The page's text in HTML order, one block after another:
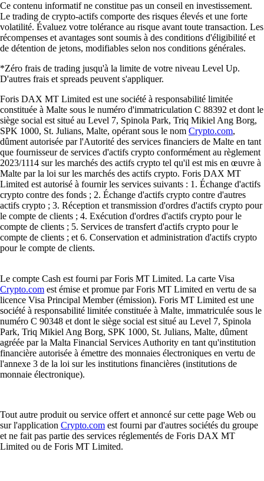
Ce contenu informatif ne constitue pas un conseil en investissement.
Le trading de crypto-actifs comporte des risques élevés et une forte
volatilité. Évaluez votre tolérance au risque avant toute transaction. Les
récompenses et avantages sont soumis à des conditions d'éligibilité et
de détention de jetons, modifiables selon nos conditions générales.
*Zéro frais de trading jusqu'à la limite de votre niveau Level Up.
D'autres frais et spreads peuvent s'appliquer.
Foris DAX MT Limited est une société à responsabilité limitée
constituée à Malte sous le numéro d'immatriculation C 88392 et dont le
siège social est situé au Level 7, Spinola Park, Triq Mikiel Ang Borg,
SPK 1000, St. Julians, Malte, opérant sous le nom Crypto.com,
dûment autorisée par l'Autorité des services financiers de Malte en tant
que fournisseur de services d'actifs crypto conformément au règlement
2023/1114 sur les marchés des actifs crypto tel qu'il est mis en œuvre à
Malte par la loi sur les marchés des actifs crypto. Foris DAX MT
Limited est autorisé à fournir les services suivants : 1. Échange d'actifs
crypto contre des fonds ; 2. Échange d'actifs crypto contre d'autres
actifs crypto ; 3. Réception et transmission d'ordres d'actifs crypto pour
le compte de clients ; 4. Exécution d'ordres d'actifs crypto pour le
compte de clients ; 5. Services de transfert d'actifs crypto pour le
compte de clients ; et 6. Conservation et administration d'actifs crypto
pour le compte de clients.
Le compte Cash est fourni par Foris MT Limited. La carte Visa
Crypto.com est émise et promue par Foris MT Limited en vertu de sa
licence Visa Principal Member (émission). Foris MT Limited est une
société à responsabilité limitée constituée à Malte, immatriculée sous le
numéro C 90348 et dont le siège social est situé au Level 7, Spinola
Park, Triq Mikiel Ang Borg, SPK 1000, St. Julians, Malte, dûment
agréée par la Malta Financial Services Authority en tant qu'institution
financière autorisée à émettre des monnaies électroniques en vertu de
l'annexe 3 de la loi sur les institutions financières (institutions de
monnaie électronique).
Tout autre produit ou service offert et annoncé sur cette page Web ou
sur l'application Crypto.com est fourni par d'autres sociétés du groupe
et ne fait pas partie des services réglementés de Foris DAX MT
Limited ou de Foris MT Limited.